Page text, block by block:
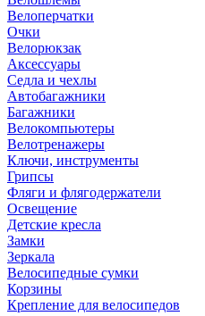
Велоперчатки
Очки
Велорюкзак
Аксессуары
Седла и чехлы
Автобагажники
Багажники
Велокомпьютеры
Велотренажеры
Ключи, инструменты
Грипсы
Фляги и флягодержатели
Освещение
Детские кресла
Замки
Зеркала
Велосипедные сумки
Корзины
Крепление для велосипедов